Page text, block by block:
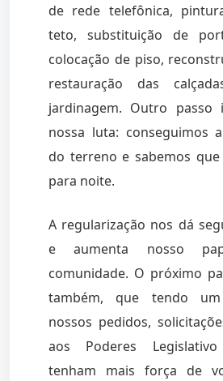
de rede telefônica,
teto, substituição de
colocação de piso,
restauração das
jardinagem. Outro passo
nossa luta: conseguimos
do terreno e sabemos
para noite.
A regularização nos dá
e aumenta nosso
comunidade. O próximo
também, que tendo um
nossos pedidos,
aos Poderes
tenham mais força de